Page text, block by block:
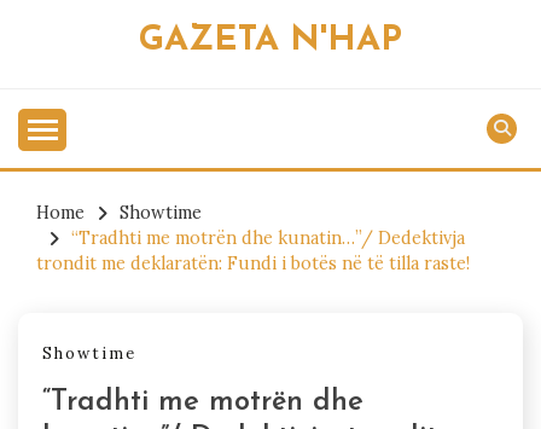
GAZETA N'HAP
Home
Showtime
“Tradhti me motrën dhe kunatin…”/ Dedektivja
trondit me deklaratën: Fundi i botës në të tilla raste!
Showtime
“Tradhti me motrën dhe